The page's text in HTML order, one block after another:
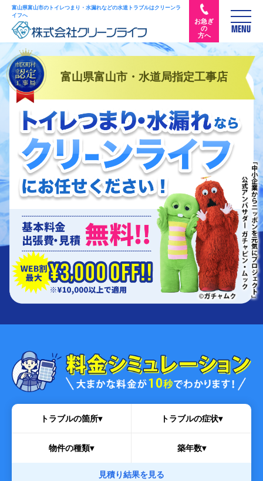
富山県富山市のトイレつまり・水漏れなどの水道トラブルはクリーンラ
イフへ
お急ぎ
の
方へ
MENU
富山県富山市・水道局指定工事店
トラブルの箇所▾ トラブルの症状▾
物件の種類▾ 築年数▾
見積り結果を見る